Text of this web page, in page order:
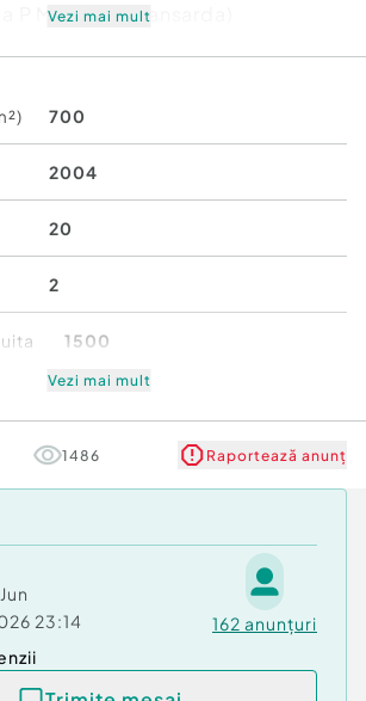
P M (parter mansarda)
mp ndash; conform releveu)
1500 mp
m
cu numeroase locuri de
ndash; Parter (P)
si bine delimitate,
si distributie
cu diverse destinatii
mp)
foarte mare: ~152 mp
Vezi mai mult
700
2004
20
2
1500
Bună
Vezi mai mult
1486 Raportează anunț
23:14 162 anunțuri